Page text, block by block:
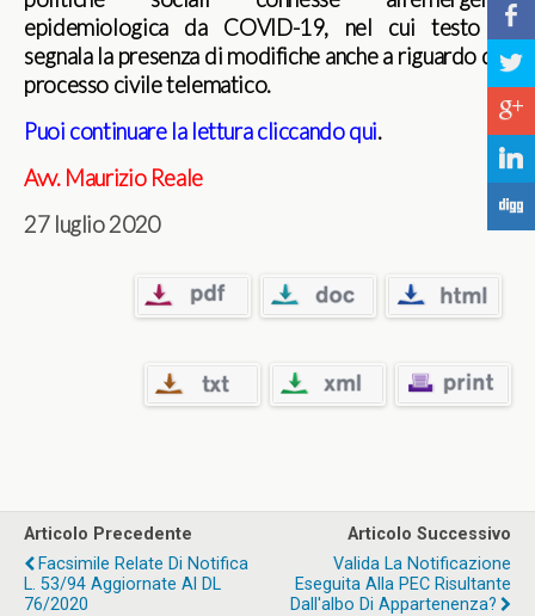
epidemiologica da COVID-19, nel cui testo si
segnala la presenza di modifiche anche a riguardo del
processo civile telematico.
Puoi continuare la lettura cliccando qui.
Avv. Maurizio Reale
27 luglio 2020
Articolo Precedente
Facsimile Relate Di Notifica
L. 53/94 Aggiornate Al DL
76/2020
Articolo Successivo
Valida La Notificazione
Eseguita Alla PEC Risultante
Dall'albo Di Appartenenza?
b
a
c
j
F